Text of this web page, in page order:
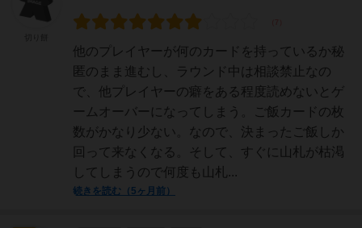
他のプレイヤーが何のカードを持っているか秘
匿のまま進むし、ラウンド中は相談禁止なの
で、他プレイヤーの癖をある程度読めないとゲ
ームオーバーになってしまう。ご飯カードの枚
数がかなり少ない。なので、決まったご飯しか
回って来なくなる。そして、すぐに山札が枯渇
してしまうので何度も山札...
続きを読む（5ヶ月前）